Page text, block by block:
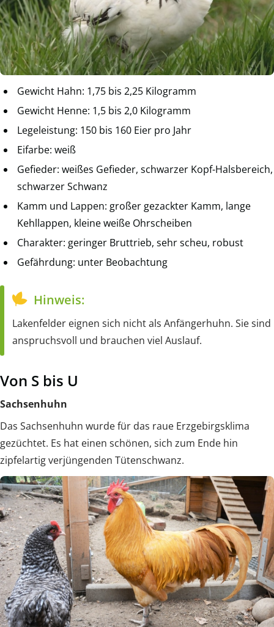
Gewicht Hahn: 1,75 bis 2,25 Kilogramm
Gewicht Henne: 1,5 bis 2,0 Kilogramm
Legeleistung: 150 bis 160 Eier pro Jahr
Eifarbe: weiß
Gefieder: weißes Gefieder, schwarzer Kopf-Halsbereich,
schwarzer Schwanz
Kamm und Lappen: großer gezackter Kamm, lange
Kehllappen, kleine weiße Ohrscheiben
Charakter: geringer Bruttrieb, sehr scheu, robust
Gefährdung: unter Beobachtung
Hinweis:
Lakenfelder eignen sich nicht als Anfängerhuhn. Sie sind
anspruchsvoll und brauchen viel Auslauf.
Von S bis U
Sachsenhuhn
Das Sachsenhuhn wurde für das raue Erzgebirgsklima
gezüchtet. Es hat einen schönen, sich zum Ende hin
zipfelartig verjüngenden Tütenschwanz.